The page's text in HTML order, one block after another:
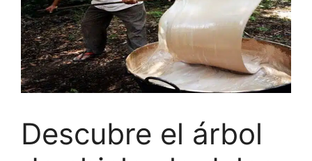
Descubre el árbol